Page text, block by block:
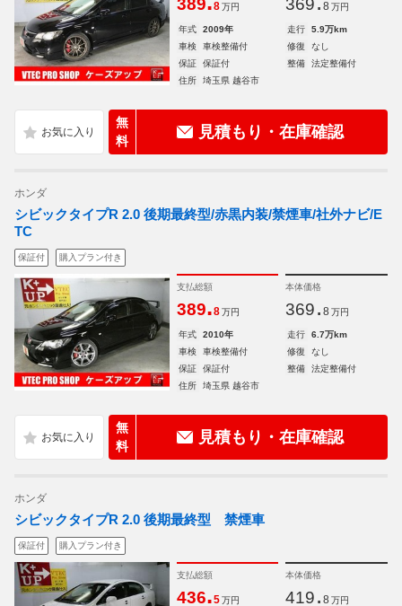
389 8 万円 369 8 万円
年式 2009年 走行
5.9万km
車検
車検整備付 修復
なし
保証
保証付 整備
法定整備付
住所
埼玉県 越谷市
無
料
見積もり・在庫確認
ホンダ
シビックタイプR 2.0 後期最終型/赤黒内装/禁煙車/社外ナビ/E
TC
保証付 購入プラン付き
支払総額
389.8 万円
本体価格
369. 8 万円
年式 2010年 走行
6.7万km
車検
車検整備付 修復
なし
保証
保証付 整備
法定整備付
住所
埼玉県 越谷市
無
料
見積もり・在庫確認
ホンダ
シビックタイプR 2.0 後期最終型 禁煙車
保証付 購入プラン付き
支払総額
436.5 万円
本体価格
419. 8 万円